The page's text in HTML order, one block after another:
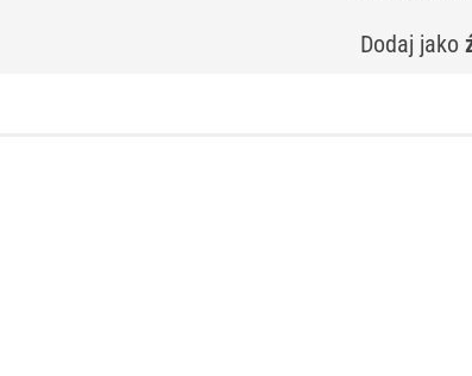
Dodaj jako